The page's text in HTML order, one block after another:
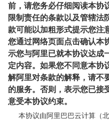
前，请您务必仔细阅读本协
限制责任的条款以及管辖法
款可能以加粗形式提示您注
您通过网络页面点击确认本
示您与阿里已就本协议达成
定内容。如果您不同意本协
解阿里对条款的解释，请不
的服务。否则，表示您已接
意受本协议约束。
本协议由阿里巴巴云计算（